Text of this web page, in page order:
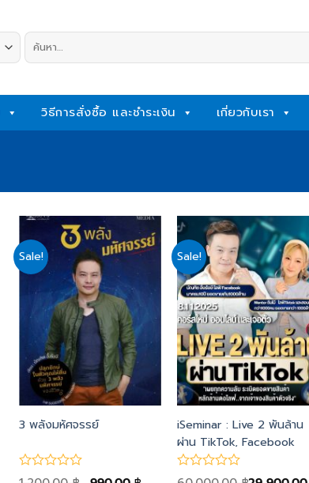
ค้นหา:
วิธีการสั่งซื้อ และชำระเงิน เกี่ยวกับเรา
Sale!
Add
wishlist
3 พลังมหัศจรรย์
Sale!
Add
to
wishlist
iSeminar : Live 2 พันล้าน
ผ่าน TikTok, Facebook